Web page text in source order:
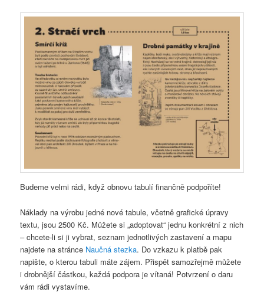
Budeme velmi rádi, když obnovu tabulí finančně podpoříte!
Náklady na výrobu jedné nové tabule, včetně grafické úpravy
textu, jsou 2500 Kč. Můžete si „adoptovat“ jednu konkrétní z nich
– chcete-li si ji vybrat, seznam jednotlivých zastavení a mapu
najdete na stránce Naučná stezka. Do vzkazu k platbě pak
napište, o kterou tabuli máte zájem. Přispět samozřejmě můžete
i drobnější částkou, každá podpora je vítaná! Potvrzení o daru
vám rádi vystavíme.